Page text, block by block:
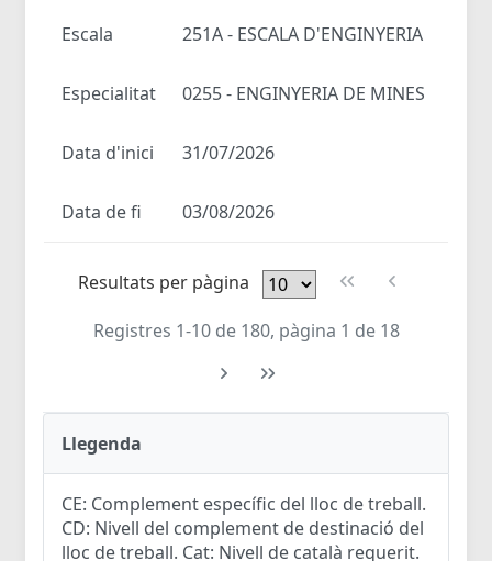
Escala 251A - ESCALA D'ENGINYERIA
Especialitat 0255 - ENGINYERIA DE MINES
Data d'inici 31/07/2026
Data de fi 03/08/2026
Resultats per pàgina
Registres 1-10 de 180, pàgina 1 de 18
Llegenda
CE: Complement específic del lloc de treball.
CD: Nivell del complement de destinació del
lloc de treball. Cat: Nivell de català requerit.